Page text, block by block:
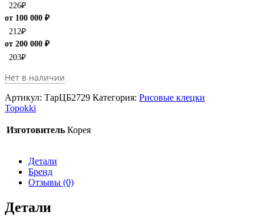
226₽
от 100 000 ₽
212₽
от 200 000 ₽
203₽
Нет в наличии
Артикул: ТарЦБ2729 Категория: Рисовые клецки
Topokki
Изготовитель Корея
Детали
Бренд
Отзывы (0)
Детали